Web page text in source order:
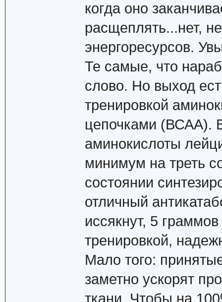
когда оно
расщеплять...нет,
энергоресурсов.
Те самые, что
слово. Но выход
тренировкой
цепочками (ВСАА).
аминокислоты
минимум на треть
состоянии
отличный
иссякнут, 5
тренировкой,
Мало того:
заметно ускорят
ткани. Чтобы на